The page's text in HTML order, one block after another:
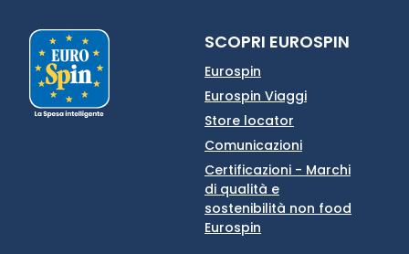
SCOPRI EUROSPIN
Eurospin
Eurospin Viaggi
Store locator
Comunicazioni
Certificazioni - Marchi
di qualità e
sostenibilità non food
Eurospin